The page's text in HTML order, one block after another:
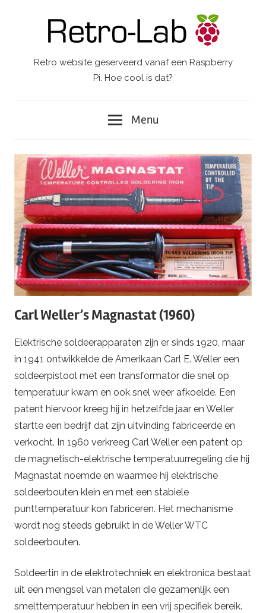
Retro-
Retro website geserveerd vanaf een Raspberry
Pi. Hoe cool is dat?
Menu
Carl Weller’s Magnastat (1960)
Elektrische soldeerapparaten zijn er sinds 1920, maar
in 1941 ontwikkelde de Amerikaan Carl E. Weller een
soldeerpistool met een transformator die snel op
temperatuur kwam en ook snel weer afkoelde. Een
patent hiervoor kreeg hij in hetzelfde jaar en Weller
startte een bedrijf dat zijn uitvinding fabriceerde en
verkocht. In 1960 verkreeg Carl Weller een patent op
de magnetisch-elektrische temperatuurregeling die hij
Magnastat noemde en waarmee hij elektrische
soldeerbouten klein en met een stabiele
punttemperatuur kon fabriceren. Het mechanisme
wordt nog steeds gebruikt in de Weller WTC
soldeerbouten.
Soldeertin in de elektrotechniek en elektronica bestaat
uit een mengsel van metalen die gezamenlijk een
smelttemperatuur hebben in een vrij specifiek bereik.